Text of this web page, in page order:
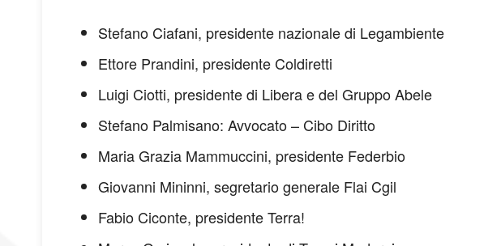
Stefano Ciafani, presidente nazionale di Legambiente
Ettore Prandini, presidente Coldiretti
Luigi Ciotti, presidente di Libera e del Gruppo Abele
Stefano Palmisano: Avvocato – Cibo Diritto
Maria Grazia Mammuccini, presidente Federbio
Giovanni Mininni, segretario generale Flai Cgil
Fabio Ciconte, presidente Terra!